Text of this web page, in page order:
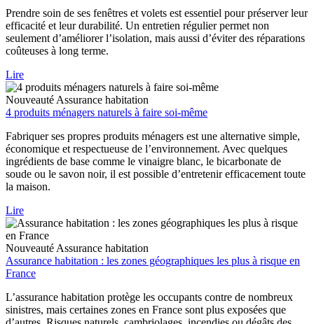
Prendre soin de ses fenêtres et volets est essentiel pour préserver leur
efficacité et leur durabilité. Un entretien régulier permet non
seulement d’améliorer l’isolation, mais aussi d’éviter des réparations
coûteuses à long terme.
Lire
Nouveauté Assurance habitation
4 produits ménagers naturels à faire soi-même
Fabriquer ses propres produits ménagers est une alternative simple,
économique et respectueuse de l’environnement. Avec quelques
ingrédients de base comme le vinaigre blanc, le bicarbonate de
soude ou le savon noir, il est possible d’entretenir efficacement toute
la maison.
Lire
Nouveauté Assurance habitation
Assurance habitation : les zones géographiques les plus à risque en
France
L’assurance habitation protège les occupants contre de nombreux
sinistres, mais certaines zones en France sont plus exposées que